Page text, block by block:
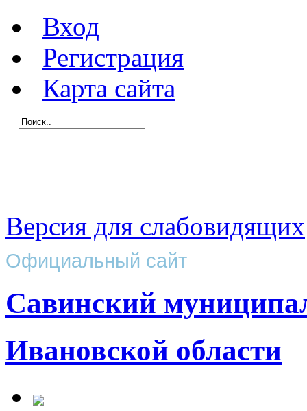
Вход
Регистрация
Карта сайта
Версия для слабовидящих
Официальный сайт
Савинский
Ивановской области